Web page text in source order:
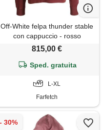
Off-White felpa thunder stable
con cappuccio - rosso
815,00 €
Sped. gratuita
L-XL
Farfetch